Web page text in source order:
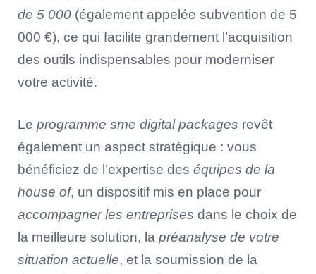
de 5 000 (également appelée subvention de 5
000 €), ce qui facilite grandement l’acquisition
des outils indispensables pour moderniser
votre activité.
Le programme sme digital packages revêt
également un aspect stratégique : vous
bénéficiez de l’expertise des équipes de la
house of, un dispositif mis en place pour
accompagner les entreprises dans le choix de
la meilleure solution, la préanalyse de votre
situation actuelle, et la soumission de la